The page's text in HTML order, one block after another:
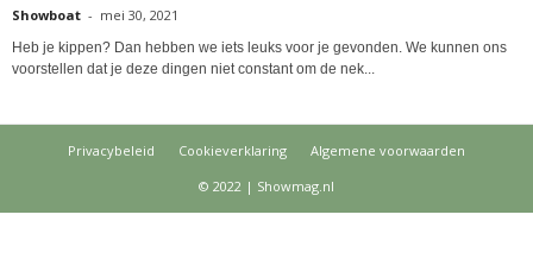
Showboat - mei 30, 2021
Heb je kippen? Dan hebben we iets leuks voor je gevonden. We kunnen ons
voorstellen dat je deze dingen niet constant om de nek...
Privacybeleid Cookieverklaring
Algemene voorwaarden
© 2022 | Showmag.nl